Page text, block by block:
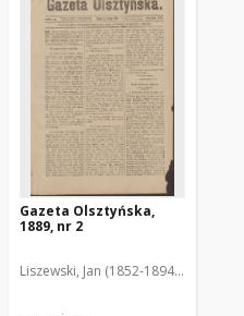
Gazeta Olsztyńska,
1889, nr 2
Liszewski, Jan (1852-1894). Red.